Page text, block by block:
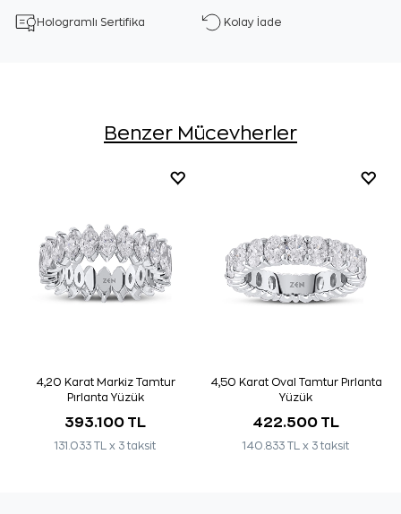
Hologramlı Sertifika Kolay İade
Benzer Mücevherler
4,20 Karat Markiz Tamtur
Pırlanta Yüzük
393.100 TL
131.033 TL x 3 taksit
4,50 Karat Oval Tamtur Pırlanta
Yüzük
422.500 TL
140.833 TL x 3 taksit